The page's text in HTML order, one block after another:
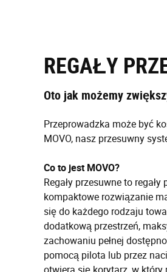
REGAŁY
Oto jak możemy
Przeprowadzka może być
MOVO, nasz przesuwny
Co to jest MOVO?
Regały przesuwne to
kompaktowe rozwiązanie
się do każdego rodzaju
dodatkową przestrzeń,
zachowaniu pełnej
pomocą pilota lub przez